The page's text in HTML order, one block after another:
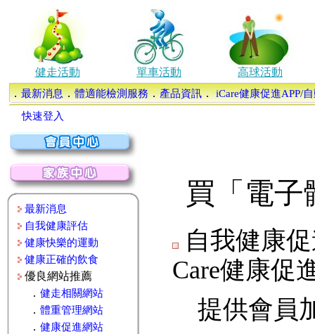
健走活動 單車活動
高球活動
．最新消息．體適能檢測服務．產品資訊．iCare健康促進APP/
快速登入
最新消息
自我健康評估
健康快樂的運動
健康正確的飲食
優良網站推薦
． 健走相關網站
． 體重管理網站
． 健康促進網站
買「電子
自我健康
Care健康促
提供會員